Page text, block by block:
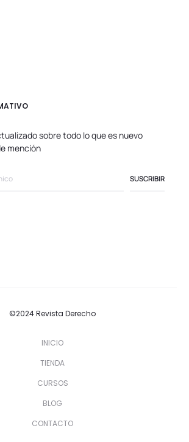
sobre todo lo que es nuevo
mención
©2024 Revista Derecho
INICIO
TIENDA
CURSOS
BLOG
CONTACTO